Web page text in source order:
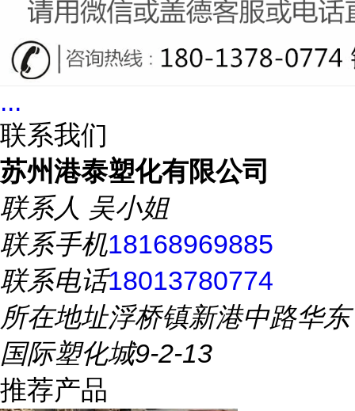
...
联系我们
苏州港泰塑化有限公司
联系人 吴小姐
联系手机18168969885
联系电话18013780774
所在地址浮桥镇新港中路华东
国际塑化城9-2-13
推荐产品